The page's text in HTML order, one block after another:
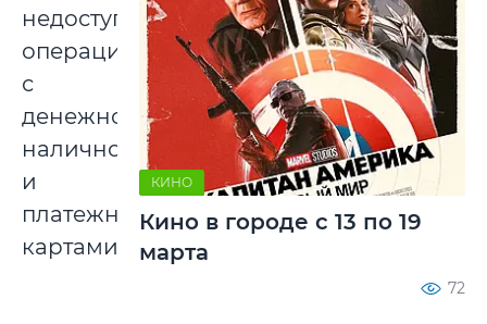
недоступны
операции
с
денежной
наличностью
и
платежными
картами.
КИНО
Кино в городе с 13 по 19
марта
72